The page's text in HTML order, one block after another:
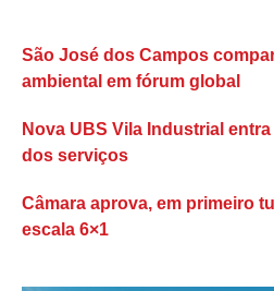
São José dos Campos
ambiental em fórum global
Nova UBS Vila Industrial
dos serviços
Câmara aprova, em primeiro
escala 6×1